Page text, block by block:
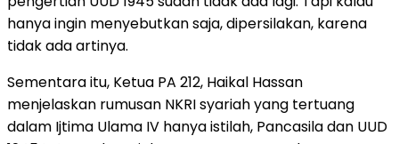
hanya ingin menyebutkan saja, dipersilakan, karena
tidak ada artinya.
Sementara itu, Ketua PA 212, Haikal Hassan
menjelaskan rumusan NKRI syariah yang tertuang
dalam Ijtima Ulama IV hanya istilah, Pancasila dan UUD